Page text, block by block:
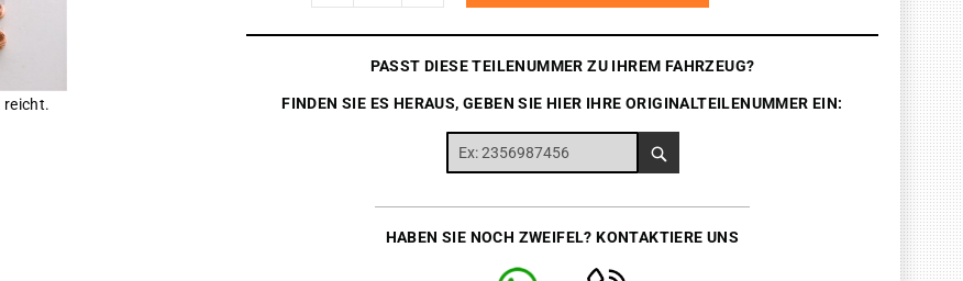
reicht.
PASST DIESE TEILENUMMER ZU IHREM FAHRZEUG?
FINDEN SIE ES HERAUS, GEBEN SIE HIER IHRE ORIGINALTEILENUMMER EIN:
HABEN SIE NOCH ZWEIFEL? KONTAKTIERE UNS